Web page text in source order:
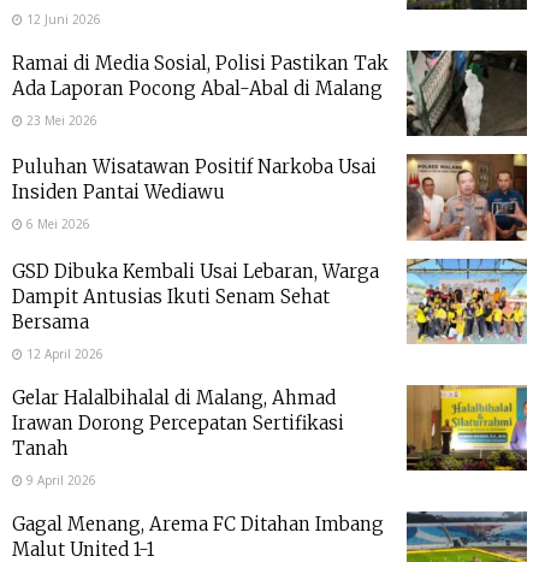
12 Juni 2026
Ramai di Media Sosial, Polisi Pastikan Tak
Ada Laporan Pocong Abal-Abal di Malang
23 Mei 2026
Puluhan Wisatawan Positif Narkoba Usai
Insiden Pantai Wediawu
6 Mei 2026
GSD Dibuka Kembali Usai Lebaran, Warga
Dampit Antusias Ikuti Senam Sehat
Bersama
12 April 2026
Gelar Halalbihalal di Malang, Ahmad
Irawan Dorong Percepatan Sertifikasi
Tanah
9 April 2026
Gagal Menang, Arema FC Ditahan Imbang
Malut United 1-1